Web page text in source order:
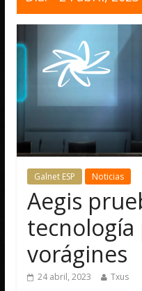
Galnet ESP Noticias
Aegis
vorágines
24 abril, 2023 Txus